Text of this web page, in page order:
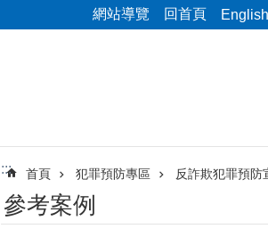
網站導覽 回首頁 English
::: 首頁 犯罪預防專區 反詐欺犯罪預防
參考案例